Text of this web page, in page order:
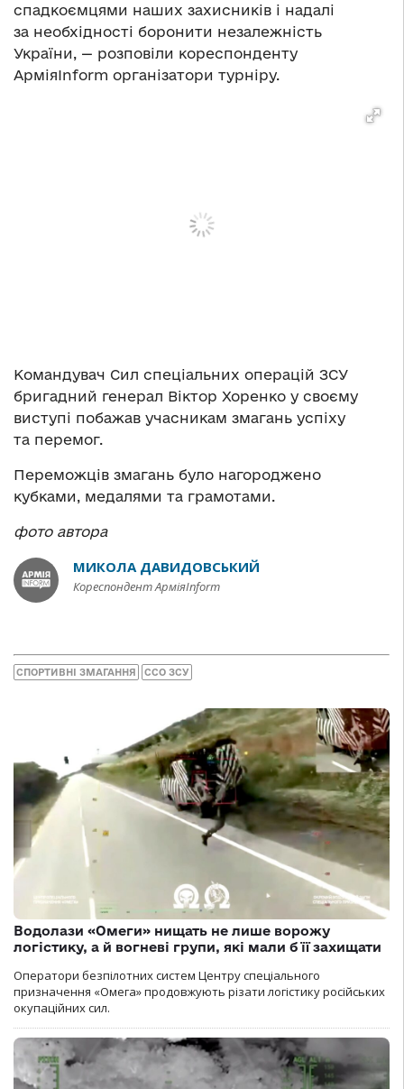
спадкоємцями наших захисників і надалі
за необхідності боронити незалежність
України, — розповіли кореспонденту
АрміяInform організатори турніру.
Командувач Сил спеціальних операцій ЗСУ
бригадний генерал Віктор Хоренко у своєму
виступі побажав учасникам змагань успіху
та перемог.
Переможців змагань було нагороджено
кубками, медалями та грамотами.
фото автора
МИКОЛА ДАВИДОВСЬКИЙ
Кореспондент АрміяInform
СПОРТИВНІ ЗМАГАННЯ ССО ЗСУ
Водолази «Омеги» нищать не лише ворожу
логістику, а й вогневі групи, які мали б її захищати
Оператори безпілотних систем Центру спеціального
призначення «Омега» продовжують різати логістику російських
окупаційних сил.